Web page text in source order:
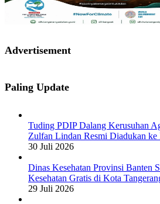
Advertisement
Paling Update
Tuding PDIP Dalang Kerusuhan
Zulfan Lindan Resmi Diadukan ke
30 Juli 2026
Dinas Kesehatan Provinsi Banten
Kesehatan Gratis di Kota
29 Juli 2026